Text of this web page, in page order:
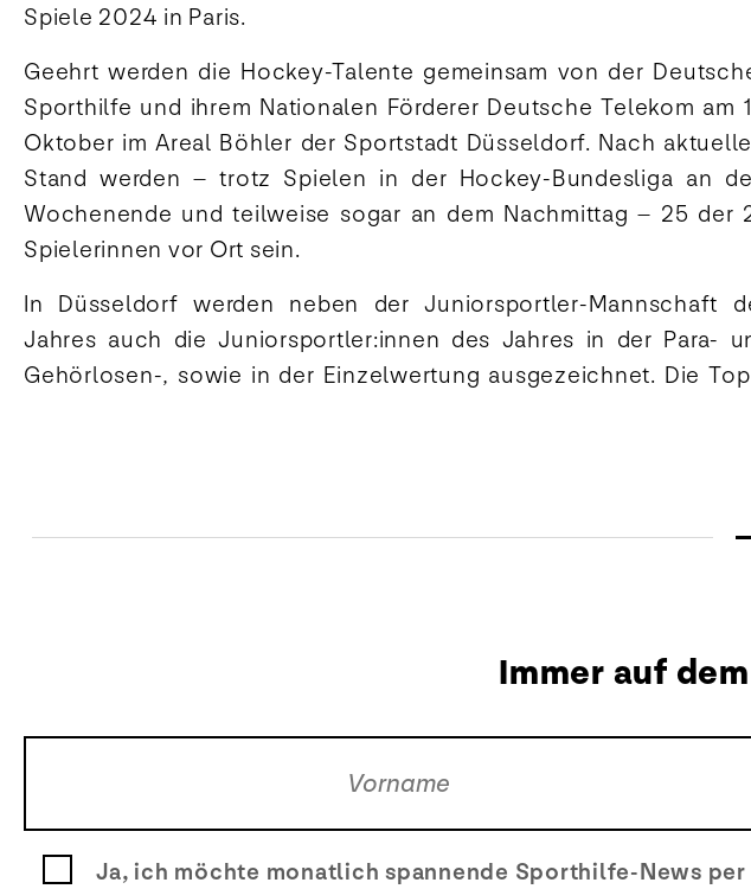
Spiele 2024 in Paris.
Geehrt werden die Hockey-Talente gemeinsam von der
Sporthilfe und ihrem Nationalen Förderer Deutsche Telekom am
Oktober im Areal Böhler der Sportstadt Düsseldorf. Nach
Stand werden – trotz Spielen in der Hockey-Bundesliga an
Wochenende und teilweise sogar an dem Nachmittag – 25 der
Spielerinnen vor Ort sein.
In Düsseldorf werden neben der Juniorsportler-Mannschaft
Jahres auch die Juniorsportler:innen des Jahres in der Para-
Gehörlosen-, sowie in der Einzelwertung ausgezeichnet. Die
Immer auf
Ja, ich möchte monatlich spannende Sporthilfe-News